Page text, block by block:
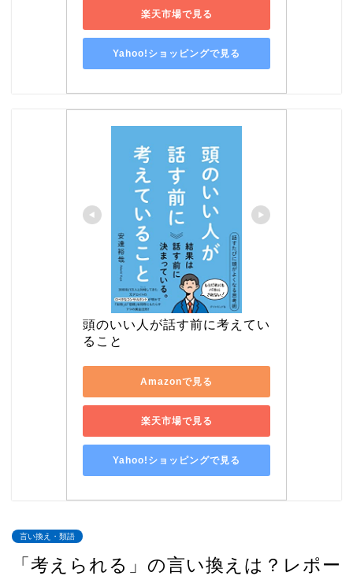
楽天市場で見る
Yahoo!ショッピングで見る
頭のいい人が話す前に考えてい
ること
Amazonで見る
楽天市場で見る
Yahoo!ショッピングで見る
言い換え・類語
「考えられる」の言い換えは？レポー